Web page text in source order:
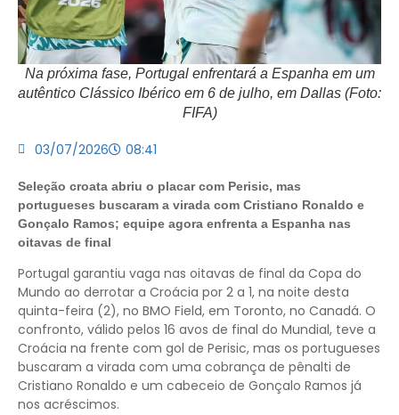
Na próxima fase, Portugal enfrentará a Espanha em um
autêntico Clássico Ibérico em 6 de julho, em Dallas (Foto:
FIFA)
03/07/2026 08:41
Seleção croata abriu o placar com Perisic, mas
portugueses buscaram a virada com Cristiano Ronaldo e
Gonçalo Ramos; equipe agora enfrenta a Espanha nas
oitavas de final
Portugal garantiu vaga nas oitavas de final da Copa do
Mundo ao derrotar a Croácia por 2 a 1, na noite desta
quinta-feira (2), no BMO Field, em Toronto, no Canadá. O
confronto, válido pelos 16 avos de final do Mundial, teve a
Croácia na frente com gol de Perisic, mas os portugueses
buscaram a virada com uma cobrança de pênalti de
Cristiano Ronaldo e um cabeceio de Gonçalo Ramos já
nos acréscimos.